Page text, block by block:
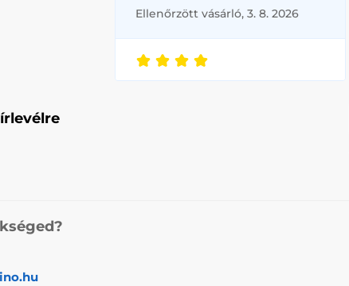
Ellenőrzött vásárló, 3. 8. 2026